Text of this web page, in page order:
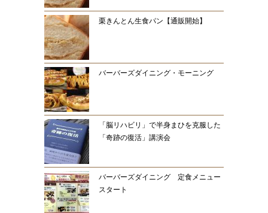
栗きんとん生食パン【通販開始】
バーバーズダイニング・モーニング
「脳リハビリ」で半身まひを克服した
「奇跡の復活」講演会
バーバーズダイニング 定食メニュー
スタート